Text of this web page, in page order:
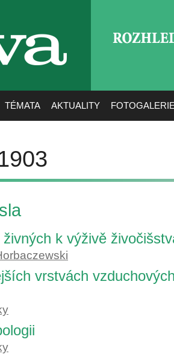
TÉMATA AKTUALITY
k výživě
vrstvách